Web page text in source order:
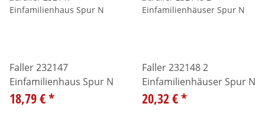
Faller 232147
Einfamilienhaus Spur N
18,79 €*
Faller 232148 2
Einfamilienhäuser Spur N
20,32 €*